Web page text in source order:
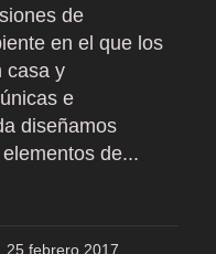
de
en el que los
casa y
e
diseñamos
de...
25 febrero 2017